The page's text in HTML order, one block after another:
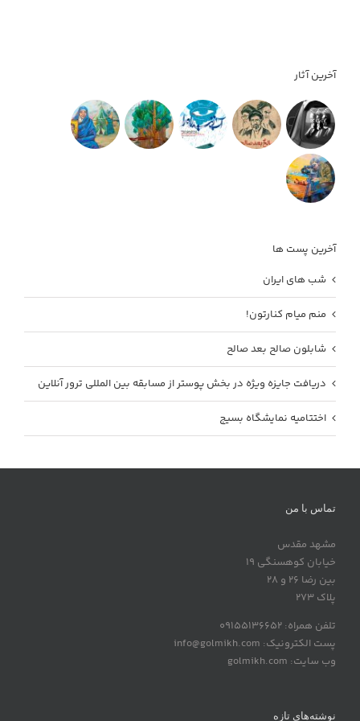
آخرین آثار
آخرین پست ها
شب های ایران
منم میام کنارتون!
شابلون صالح بعد صالح
دریافت جایزه ویژه در بخش پوستر از مسابقه بین المللی ترور آنلاین
اختتامیه نمایشگاه بسیج
تماس با من
مشهد مقدس
خیابان کوهسنگی 19
بین رضا 26 و 28
پلاک 273
تلفن همراه: 09155136652
پست الکترونیک: info@golmikh.com
وب سایت: golmikh.com
نوشته‌های تازه